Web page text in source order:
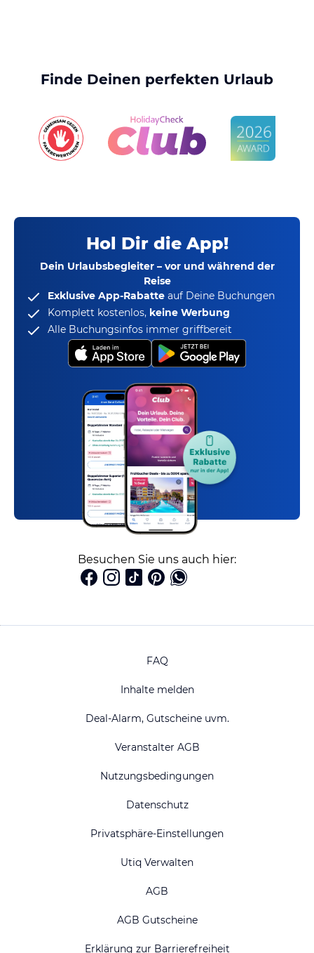
Finde Deinen perfekten Urlaub
Hol Dir die App!
Dein Urlaubsbegleiter – vor und während der
Reise
Exklusive App-Rabatte auf Deine Buchungen
Komplett kostenlos, keine Werbung
Alle Buchungsinfos immer griffbereit
Besuchen Sie uns auch hier:
FAQ
Inhalte melden
Deal-Alarm, Gutscheine uvm.
Veranstalter AGB
Nutzungsbedingungen
Datenschutz
Privatsphäre-Einstellungen
Utiq Verwalten
AGB
AGB Gutscheine
Erklärung zur Barrierefreiheit